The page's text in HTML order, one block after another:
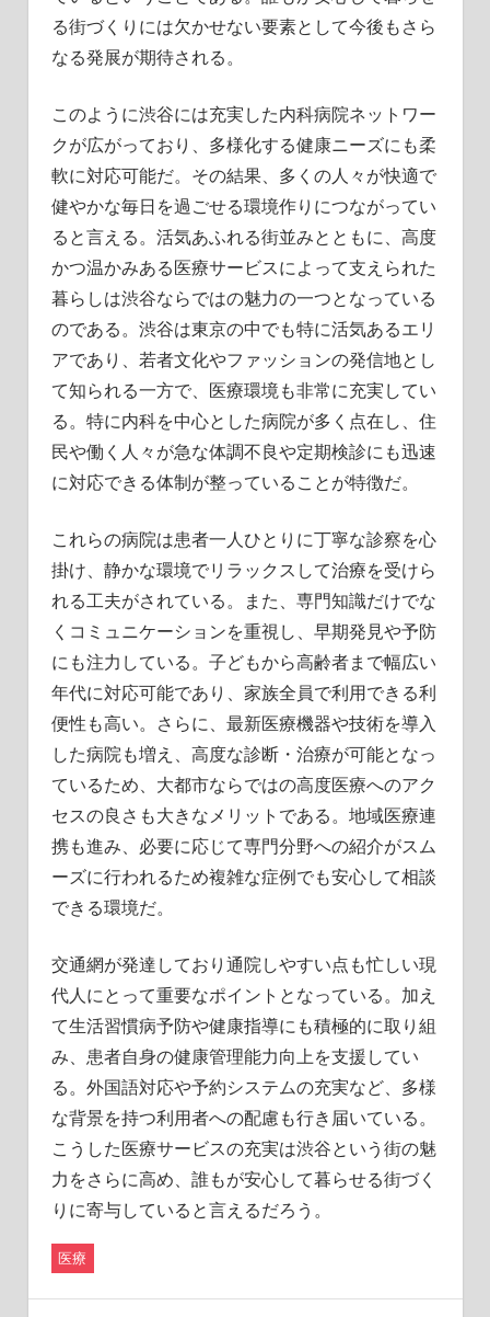
る街づくりには欠かせない要素として今後もさら
なる発展が期待される。
このように渋谷には充実した内科病院ネットワー
クが広がっており、多様化する健康ニーズにも柔
軟に対応可能だ。その結果、多くの人々が快適で
健やかな毎日を過ごせる環境作りにつながってい
ると言える。活気あふれる街並みとともに、高度
かつ温かみある医療サービスによって支えられた
暮らしは渋谷ならではの魅力の一つとなっている
のである。渋谷は東京の中でも特に活気あるエリ
アであり、若者文化やファッションの発信地とし
て知られる一方で、医療環境も非常に充実してい
る。特に内科を中心とした病院が多く点在し、住
民や働く人々が急な体調不良や定期検診にも迅速
に対応できる体制が整っていることが特徴だ。
これらの病院は患者一人ひとりに丁寧な診察を心
掛け、静かな環境でリラックスして治療を受けら
れる工夫がされている。また、専門知識だけでな
くコミュニケーションを重視し、早期発見や予防
にも注力している。子どもから高齢者まで幅広い
年代に対応可能であり、家族全員で利用できる利
便性も高い。さらに、最新医療機器や技術を導入
した病院も増え、高度な診断・治療が可能となっ
ているため、大都市ならではの高度医療へのアク
セスの良さも大きなメリットである。地域医療連
携も進み、必要に応じて専門分野への紹介がスム
ーズに行われるため複雑な症例でも安心して相談
できる環境だ。
交通網が発達しており通院しやすい点も忙しい現
代人にとって重要なポイントとなっている。加え
て生活習慣病予防や健康指導にも積極的に取り組
み、患者自身の健康管理能力向上を支援してい
る。外国語対応や予約システムの充実など、多様
な背景を持つ利用者への配慮も行き届いている。
こうした医療サービスの充実は渋谷という街の魅
力をさらに高め、誰もが安心して暮らせる街づく
りに寄与していると言えるだろう。
医療